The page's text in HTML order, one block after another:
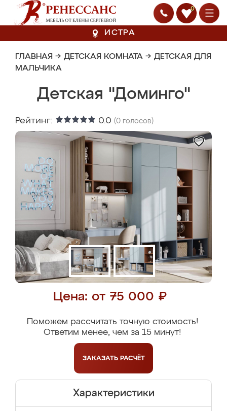
0
ИСТРА
ГЛАВНАЯ → ДЕТСКАЯ КОМНАТА → ДЕТСКАЯ ДЛЯ
МАЛЬЧИКА
Детская "Доминго"
Рейтинг: 0.0 (0 голосов)
Цена: от 75 000 ₽
Поможем рассчитать точную стоимость!
Ответим менее, чем за 15 минут!
ЗАКАЗАТЬ РАСЧЁТ
Характеристики